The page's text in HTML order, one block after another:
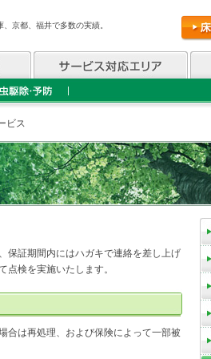
京都、福井で多数の実績。
ビス
保証期間内にはハガキで連絡を差し上げ
点検を実施いたします。
合は再処理、および保険によって一部被